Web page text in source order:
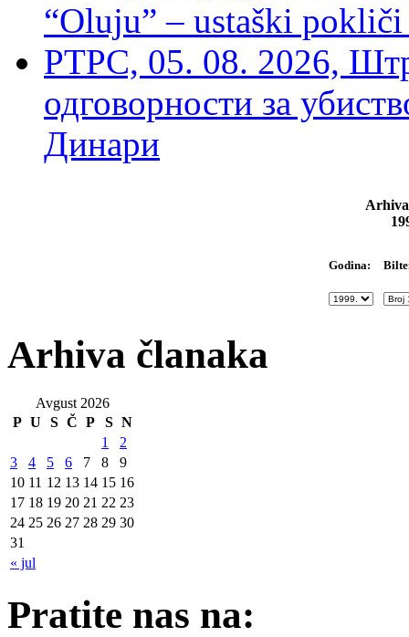
“Oluju” – ustaški
РТРС, 05. 08. 2026,
одговорности за
Динари
Godina:
Arhiva članaka
Avgust 2026
P U S Č P S N
« jul
1
2
3
4 5 6 7 8
9
10 11 12 13 14 15 16
17 18 19 20 21 22 23
24 25 26 27 28 29 30
31
Pratite nas na: